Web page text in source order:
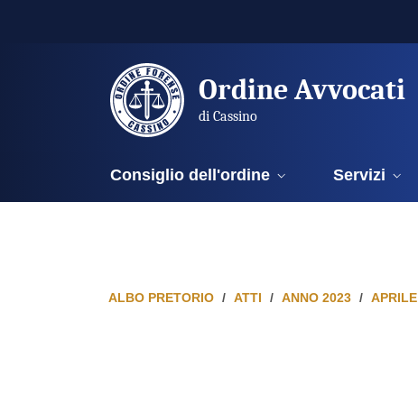
Ordine Avvocati
di Cassino
Consiglio dell'ordine Servizi
ALBO PRETORIO ATTI ANNO 2023 APRILE